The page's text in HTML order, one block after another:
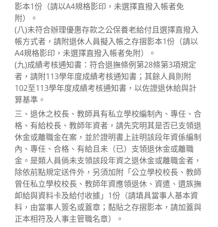
影本1份（請以A4規格影印，未選擇直撥入帳者免
附）。
(八)未符合辦理優惠存款之公保養老給付且選擇直撥入
帳方式者，請附退休人員擬入帳之存摺影本1份（請以
A4規格影印，未選擇直撥入帳者免附）。
(九)成績考核通知書：符合退撫條例第28條第3項規定
者，請附113學年度成績考核通知書；其餘人員則附
102至113學年度成績考核通知書，以佐證退休給與計
算基準。
三、退休之校長、教師具有私立學校編制內、專任、合
格、有給校長、教師年資者，請先究明其是否已支領退
休金或離職金在案，並於證明書上註明該段年資係編制
內、專任、合格、有給且未（已）支領退休金或離職
金。是類人員倘未支領該段年資之退休金或離職金者，
除依前點規定送件外，另須加附「公立學校校長、教師
曾任私立學校校長、教師年資應領退休、資遣、遺族撫
卹給與資料卡及給付收據」1份（請填具當事人基本資
料，由當事人簽名或蓋章；黏貼之存摺影本，請加蓋與
正本相符及人事主管職名章）。